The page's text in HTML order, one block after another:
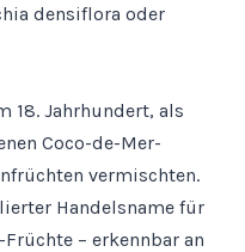
densiflora oder
18. Jahrhundert, als
Coco-de-Mer-
vermischten.
Handelsname für
– erkennbar an